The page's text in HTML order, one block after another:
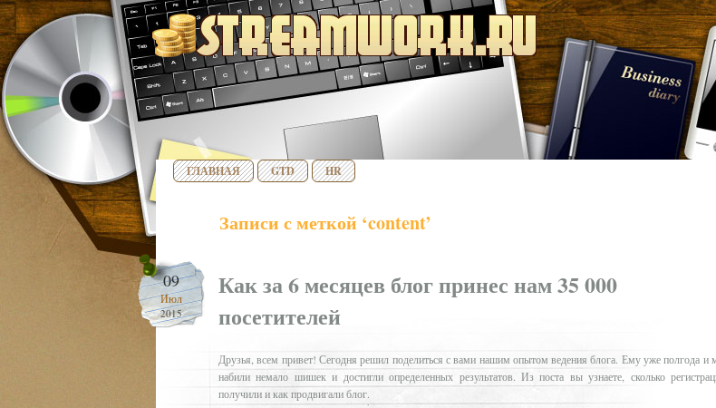
ГЛАВНАЯ GTD HR
Записи с меткой ‘content’
09
Июл
2015
Как за 6 месяцев блог принес нам 35 000
посетителей
Друзья, всем привет! Сегодня решил поделиться с вами нашим опытом ведения блога. Ему уже полгода и
набили немало шишек и достигли определенных результатов. Из поста вы узнаете, сколько
получили и как продвигали блог.